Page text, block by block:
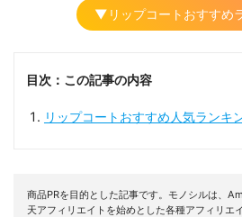
▼リップコートおすすめ
目次：この記事の内容
リップコートおすすめ人気ランキ
商品PRを目的とした記事です。モノシルは、
天アフィリエイトを始めとした各種アフィリエ